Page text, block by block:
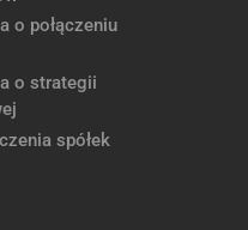
o połączeniu
o strategii
spółek